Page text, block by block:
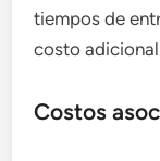
tiempos de
costo
Costos